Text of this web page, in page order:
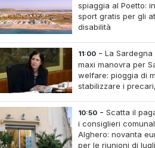
spiaggia al Poetto:
sport gratis per gli
disabilità
11:00 - La Sardegna
maxi manovra per
welfare: pioggia di
stabilizzare i
infermieri fissi nelle case di riposo.
10:50 - Scatta il
i consiglieri
Alghero: novanta
per le riunioni di